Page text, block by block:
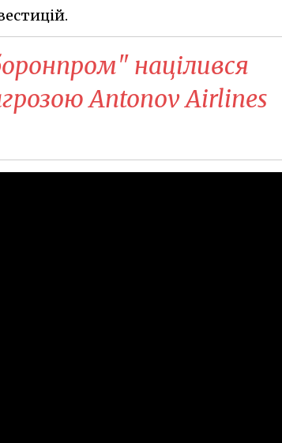
націлився
Antonov Airlines